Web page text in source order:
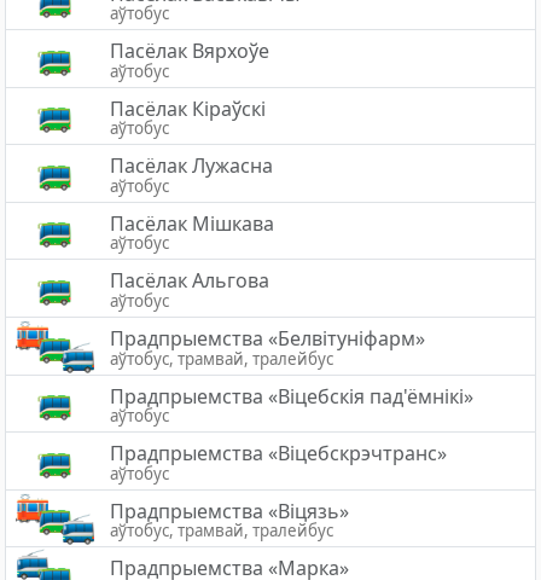
аўтобус
Пасёлак Вярхоўе
аўтобус
Пасёлак Кіраўскі
аўтобус
Пaсёлaк Лужасна
аўтобус
Пасёлак Мішкава
аўтобус
Пасёлак Альгова
аўтобус
Прадпрыемства «Белвітуніфарм»
аўтобус, трамвай, тралейбус
Прадпрыемства «Вiцебскiя пад'ёмнiкi»
аўтобус
Прадпрыемства «Віцебскрэчтранс»
аўтобус
Прадпрыемства «Віцязь»
аўтобус, трамвай, тралейбус
Прадпрыемства «Марка»